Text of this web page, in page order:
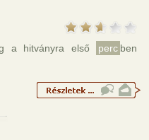
a hitványra első perc ben